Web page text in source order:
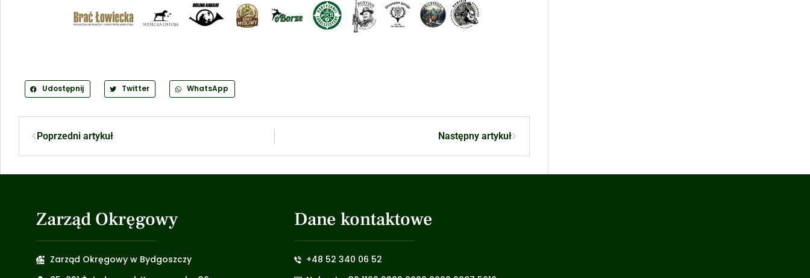
Udostępnij Twitter WhatsApp
Poprzedni artykuł Następny artykuł
Zarząd Okręgowy
Zarząd Okręgowy w Bydgoszczy
Dane kontaktowe
+48 52 340 06 52